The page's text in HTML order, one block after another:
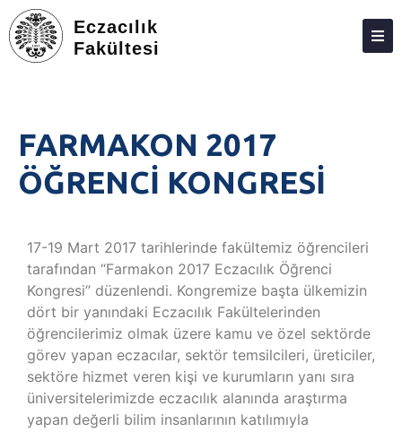
Eczacılık
Fakültesi
EĞITIM
ARAŞTIRMA
ETKINLIKLER
ÖDÜLLER
ECZACILIK FAKÜLTESI ANKETLERI
İLETIŞIM
FARMAKON 2017
ÖĞRENCİ KONGRESİ
17-19 Mart 2017 tarihlerinde fakültemiz öğrencileri
tarafından “Farmakon 2017 Eczacılık Öğrenci
Kongresi” düzenlendi. Kongremize başta ülkemizin
dört bir yanındaki Eczacılık Fakültelerinden
öğrencilerimiz olmak üzere kamu ve özel sektörde
görev yapan eczacılar, sektör temsilcileri, üreticiler,
sektöre hizmet veren kişi ve kurumların yanı sıra
üniversitelerimizde eczacılık alanında araştırma
yapan değerli bilim insanlarının katılımıyla